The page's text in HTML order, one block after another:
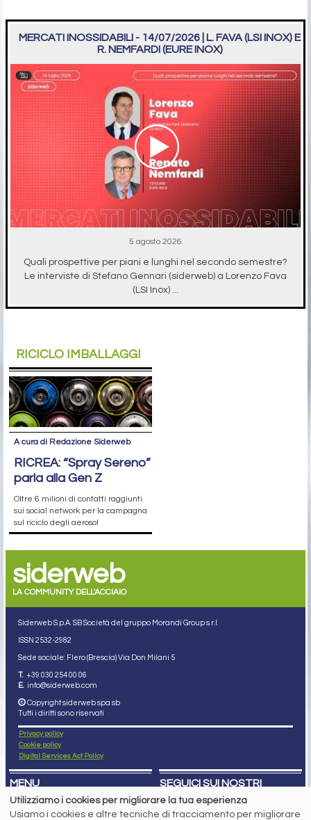
MERCATI INOSSIDABILI - 14/07/2026 | L. FAVA (LSI INOX) E
R. NEMFARDI (EURE INOX)
5 agosto 2026
Quali prospettive per piani e lunghi nel secondo semestre?
Le interviste di Stefano Gennari (siderweb) a Lorenzo Fava
(LSI Inox) ...
RICICLO IMBALLAGGI
A cura di Redazione Siderweb
RICREA: “Spray Sereno”
parla alla Gen Z
Oltre 6 milioni di contatti raggiunti
sui social network per la campagna
sul riciclo degli aerosol
siderweb
LA COMMUNITY DELL'ACCIAIO
Siderweb S.p.A. SB Società del gruppo Morandi Group s.r.l.
ISSN 2532-2982
Sede sociale: Flero (Brescia) Via Don Milani 5
T. +39 030 254 00 06
E. info@siderweb.com
Copyright siderweb spa sb
Tutti i diritti sono riservati
Privacy policy
Cookie policy
Digital Services Act Policy
MENU
NEWS
PREZZI ITALIA
SEGUICI SUI NOSTRI
SOCIAL NETWORK
Utilizziamo i cookies per migliorare la tua esperienza
Usiamo i cookies e altre tecniche di tracciamento per migliorare